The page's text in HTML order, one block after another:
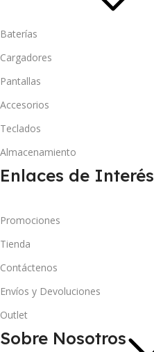
Baterías
Cargadores
Pantallas
Accesorios
Teclados
Almacenamiento
Enlaces de Interés
Promociones
Tienda
Contáctenos
Envíos y Devoluciones
Outlet
Sobre Nosotros